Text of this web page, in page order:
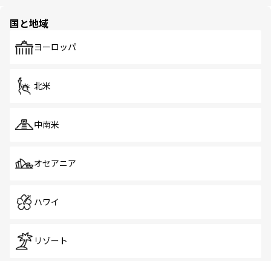
で、ホーカーズは地元の風情を楽しめる外せないスポット
国と地域
ヨーロッパ
北米
中南米
オセアニア
ハワイ
リゾート